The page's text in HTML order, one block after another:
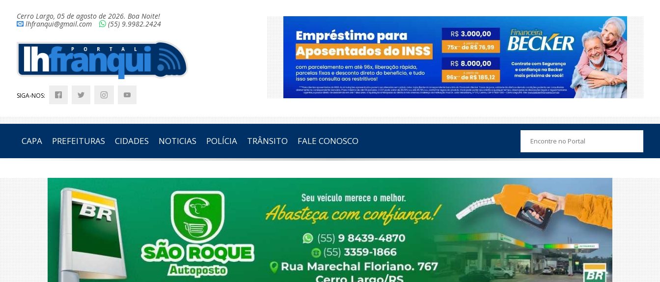
Cerro Largo, 05 de agosto de 2026. Boa Noite!
lhfranqui@gmail.com
(55) 9.9982.2424
SIGA-NOS:
CAPA PREFEITURAS CIDADES NOTICIAS POLÍCIA TRÂNSITO FALE CONOSCO